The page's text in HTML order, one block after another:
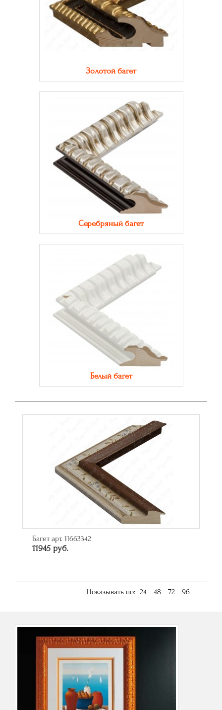
Золотой багет
Серебряный багет
Белый багет
Багет арт. 11663342
11945 руб.
Показывать по: 24 48 72 96